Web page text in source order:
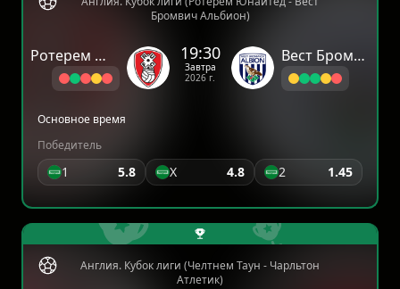
Бромвич Альбион)
Ротерем Юнайтед 19:30
Завтра
2026 г.
Вест Бромвич Альбион
Основное время
Победитель
1 5.8 X 4.8 2 1.45
Англия. Кубок лиги (Челтнем Таун - Чарльтон
Атлетик)